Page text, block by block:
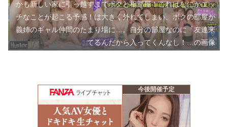
かも新しい家に引っ越すまでボクと相部屋！これはなにかエッ
チなことが起こる予感！は大きく外れてしまい、ボクの部屋が
義姉のギャル仲間のたまり場に…。自分の部屋なのに「友達来
てるんだから入ってくんなし！…の画像